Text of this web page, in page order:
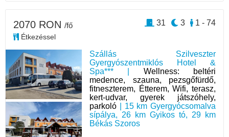
Szállás Szilveszter
Gyergyószentmiklós Hotel &
Spa*** | Wellness: beltéri
medence, szauna, pezsgőfürdő,
fitneszterem, Étterem, Wifi, terasz,
kert-udvar, gyerek játszóhely,
parkoló | 15 km Gyergyócsomalva
sípálya, 26 km Gyikos tó, 29 km
Békás Szoros
2070 RON /fő
Étkezéssel
1 - 74
3
31